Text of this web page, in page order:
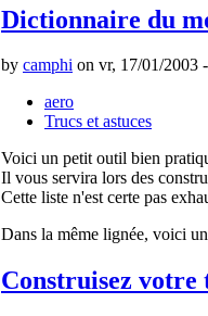
Dictionnaire du
by camphi on vr, 17/01/2003
aero
Trucs et astuces
Voici un petit outil bien
Il vous servira lors des
Cette liste n'est certe pas
Dans la même lignée, voici
Construisez votre